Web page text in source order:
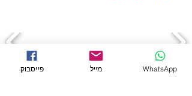
פייסבוק מייל WhatsApp